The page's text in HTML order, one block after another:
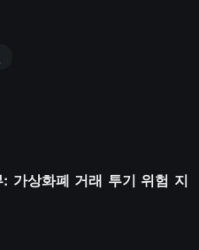
가상화폐 거래 투기 위험 지